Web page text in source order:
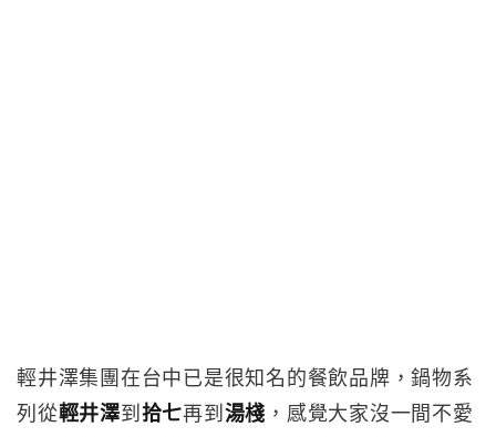
輕井澤集團在台中已是很知名的餐飲品牌，鍋物系
列從輕井澤到 拾七再到 湯棧 ，感覺大家沒一間不愛